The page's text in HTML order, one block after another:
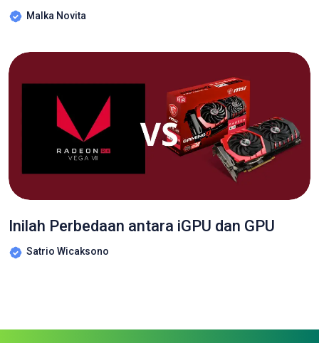
Malka Novita
Inilah Perbedaan antara iGPU dan GPU
Satrio Wicaksono